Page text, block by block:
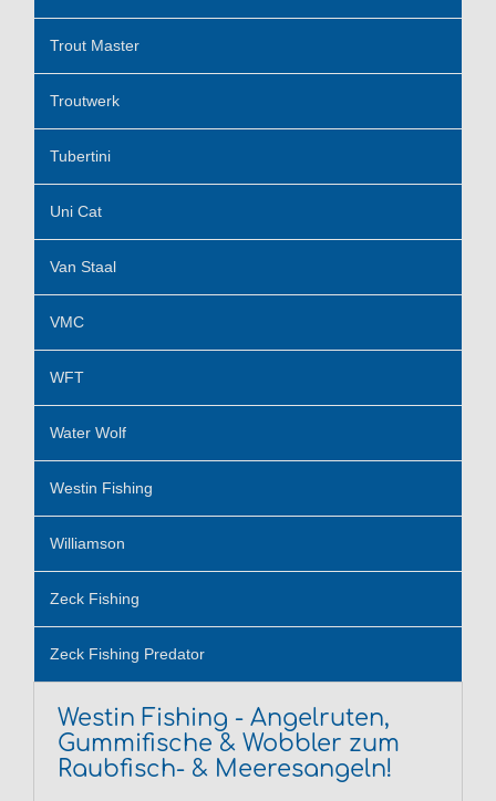
Trout Master
Troutwerk
Tubertini
Uni Cat
Van Staal
VMC
WFT
Water Wolf
Westin Fishing
Williamson
Zeck Fishing
Zeck Fishing Predator
Westin Fishing - Angelruten,
Gummifische & Wobbler zum
Raubfisch- & Meeresangeln!